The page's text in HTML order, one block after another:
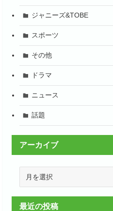
ジャニーズ&TOBE
スポーツ
その他
ドラマ
ニュース
話題
アーカイブ
イ
最近の投稿